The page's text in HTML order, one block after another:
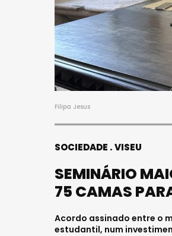
Filipa Jesus
SOCIEDADE VISEU
SEMINÁRIO
75 CAMAS
Acordo assinado entre o
estudantil, num